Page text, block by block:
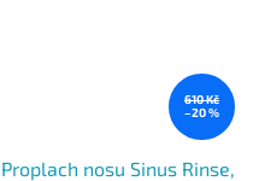
610 Kč
–20 %
Proplach nosu Sinus Rinse,